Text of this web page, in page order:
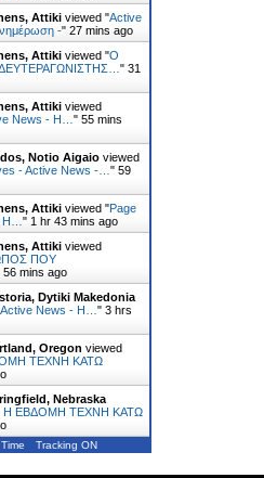
Attiki viewed "Active
-" 27 mins ago
Attiki viewed "Ο
" 31
Attiki viewed
News - Η… " 55 mins
Notio Aigaio viewed
- Active News -… " 59
Attiki viewed "Page
Η… " 1 hr 43 mins ago
Attiki viewed
ΠΟΥ
56 mins ago
Dytiki Makedonia
News - Η… " 3 hrs
Oregon viewed
ΤΕΧΝΗ ΚΑΤΩ
Nebraska
Η ΕΒΔΟΜΗ ΤΕΧΝΗ ΚΑΤΩ
Tracking ON